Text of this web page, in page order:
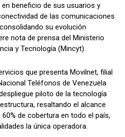
beneficio de sus usuarios y
de las comunicaciones
su evolución
nota de prensa del Ministerio
y Tecnología (Mincyt).
que presenta Movilnet, filial
Teléfonos de Venezuela
piloto de la tecnología
resaltando el alcance
de cobertura en todo el país,
la única operadora.